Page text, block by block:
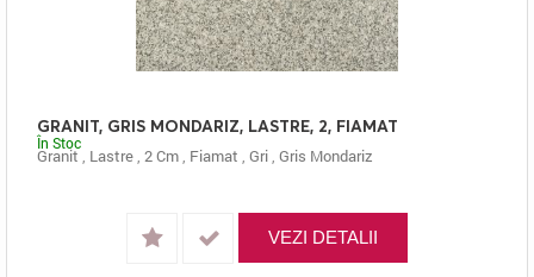
GRANIT, GRIS MONDARIZ, LASTRE, 2, FIAMAT
Granit, Lastre 2 Cm Fiamat Gri Gris Mondariz
În Stoc
VEZI DETALII